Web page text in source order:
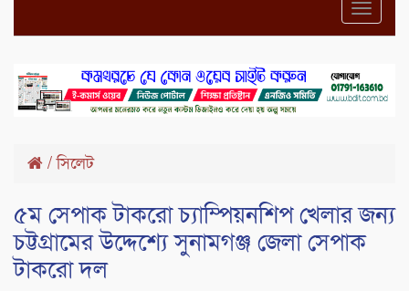
/সিলেট
৫ম সেপাক টাকরো চ্যাম্পিয়নশিপ খেলার জন্য
চট্টগ্রামের উদ্দেশ্যে সুনামগঞ্জ জেলা সেপাক
টাকরো দল